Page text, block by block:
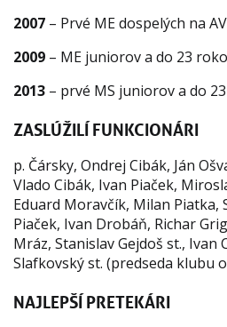
2007 – Prvé ME dospelých na
2009 – ME juniorov a do 23
2013 – prvé MS juniorov a do
ZASLÚŽILÍ FUNKCIONÁRI
p. Čársky, Ondrej Cibák, Ján
Vlado Cibák, Ivan Piaček,
Eduard Moravčík, Milan Piatka,
Piaček, Ivan Drobáň, Richar
Mráz, Stanislav Gejdoš st., Ivan
Slafkovský st. (predseda klubu
NAJLEPŠÍ PRETEKÁRI